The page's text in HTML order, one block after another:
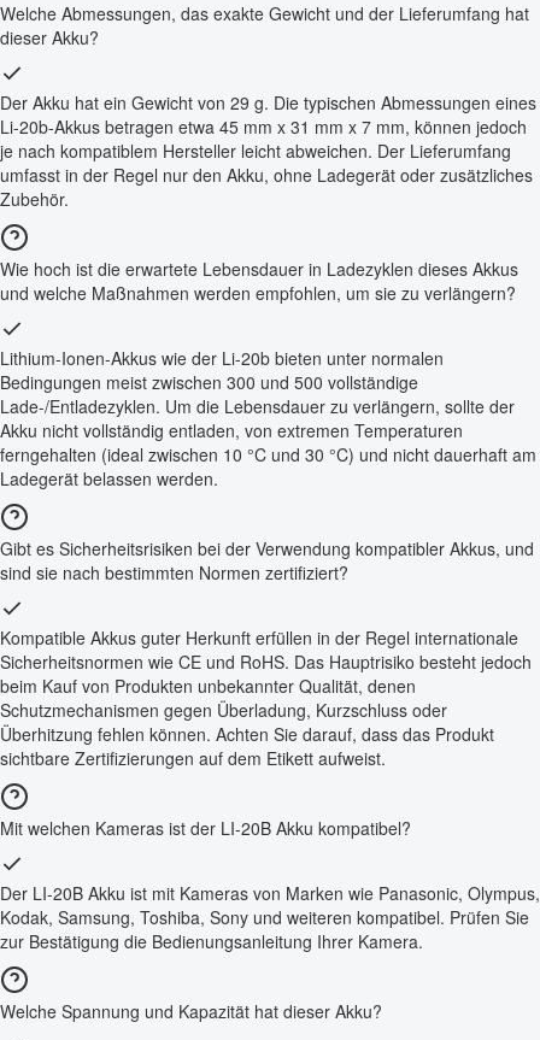
Welche Abmessungen, das exakte Gewicht und der Lieferumfang hat
dieser Akku?
Der Akku hat ein Gewicht von 29 g. Die typischen Abmessungen eines
Li-20b-Akkus betragen etwa 45 mm x 31 mm x 7 mm, können jedoch
je nach kompatiblem Hersteller leicht abweichen. Der Lieferumfang
umfasst in der Regel nur den Akku, ohne Ladegerät oder zusätzliches
Zubehör.
Wie hoch ist die erwartete Lebensdauer in Ladezyklen dieses Akkus
und welche Maßnahmen werden empfohlen, um sie zu verlängern?
Lithium-Ionen-Akkus wie der Li-20b bieten unter normalen
Bedingungen meist zwischen 300 und 500 vollständige
Lade-/Entladezyklen. Um die Lebensdauer zu verlängern, sollte der
Akku nicht vollständig entladen, von extremen Temperaturen
ferngehalten (ideal zwischen 10 °C und 30 °C) und nicht dauerhaft am
Ladegerät belassen werden.
Gibt es Sicherheitsrisiken bei der Verwendung kompatibler Akkus, und
sind sie nach bestimmten Normen zertifiziert?
Kompatible Akkus guter Herkunft erfüllen in der Regel internationale
Sicherheitsnormen wie CE und RoHS. Das Hauptrisiko besteht jedoch
beim Kauf von Produkten unbekannter Qualität, denen
Schutzmechanismen gegen Überladung, Kurzschluss oder
Überhitzung fehlen können. Achten Sie darauf, dass das Produkt
sichtbare Zertifizierungen auf dem Etikett aufweist.
Mit welchen Kameras ist der LI-20B Akku kompatibel?
Der LI-20B Akku ist mit Kameras von Marken wie Panasonic, Olympus,
Kodak, Samsung, Toshiba, Sony und weiteren kompatibel. Prüfen Sie
zur Bestätigung die Bedienungsanleitung Ihrer Kamera.
Welche Spannung und Kapazität hat dieser Akku?